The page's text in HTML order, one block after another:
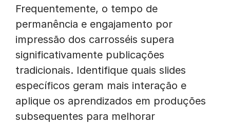
Frequentemente, o tempo de
permanência e engajamento por
impressão dos carrosséis supera
significativamente publicações
tradicionais. Identifique quais slides
específicos geram mais interação e
aplique os aprendizados em produções
subsequentes para melhorar